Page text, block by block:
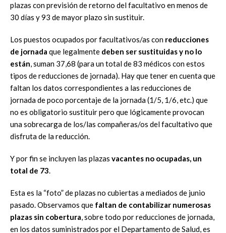
plazas con previsión de retorno del facultativo en menos de
30 días y 93 de mayor plazo sin sustituir.
Los puestos ocupados por facultativos/as con reducciones
de jornada que legalmente deben ser sustituidas y no lo
están, suman 37,68 (para un total de 83 médicos con estos
tipos de reducciones de jornada). Hay que tener en cuenta que
faltan los datos correspondientes a las reducciones de
jornada de poco porcentaje de la jornada (1/5, 1/6, etc.) que
no es obligatorio sustituir pero que lógicamente provocan
una sobrecarga de los/las compañeras/os del facultativo que
disfruta de la reducción.
Y por fin se incluyen las plazas vacantes no ocupadas, un
total de 73.
Esta es la “foto” de plazas no cubiertas a mediados de junio
pasado. Observamos que faltan de contabilizar numerosas
plazas sin cobertura, sobre todo por reducciones de jornada,
en los datos suministrados por el Departamento de Salud, es